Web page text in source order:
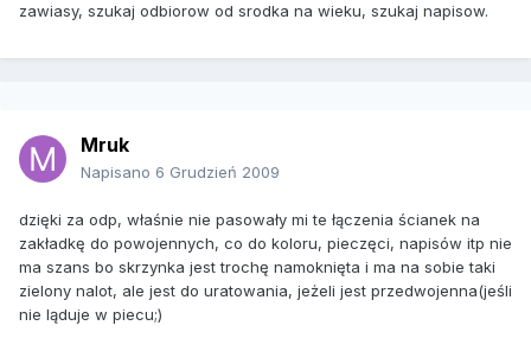
zawiasy, szukaj odbiorow od srodka na wieku, szukaj napisow.
Mruk
Napisano 6 Grudzień 2009
dzięki za odp, właśnie nie pasowały mi te łączenia ścianek na
zakładkę do powojennych, co do koloru, pieczęci, napisów itp nie
ma szans bo skrzynka jest trochę namoknięta i ma na sobie taki
zielony nalot, ale jest do uratowania, jeżeli jest przedwojenna(jeśli
nie ląduje w piecu;)